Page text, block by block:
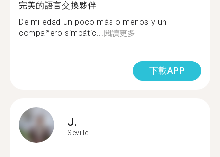
完美的語言交換夥伴
De mi edad un poco más o menos y un
compañero simpátic...閱讀更多
下載APP
J.
Seville